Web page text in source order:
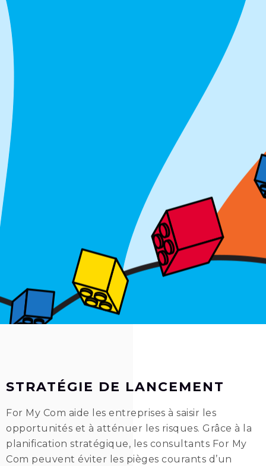
STRATÉGIE DE LANCEMENT
For My Com aide les entreprises à saisir les
opportunités et à atténuer les risques. Grâce à la
planification stratégique, les consultants For My
Com peuvent éviter les pièges courants d’un